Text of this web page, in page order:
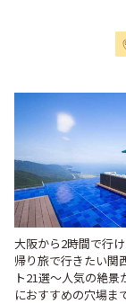
大阪から2時間で行
帰り旅で行きたい関
ト21選～人気の絶景
におすすめの穴場ま